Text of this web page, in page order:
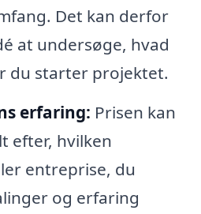
Det kan derfor
at undersøge, hvad
du starter projektet.
erfaring: Prisen kan
efter, hvilken
entreprise, du
og erfaring